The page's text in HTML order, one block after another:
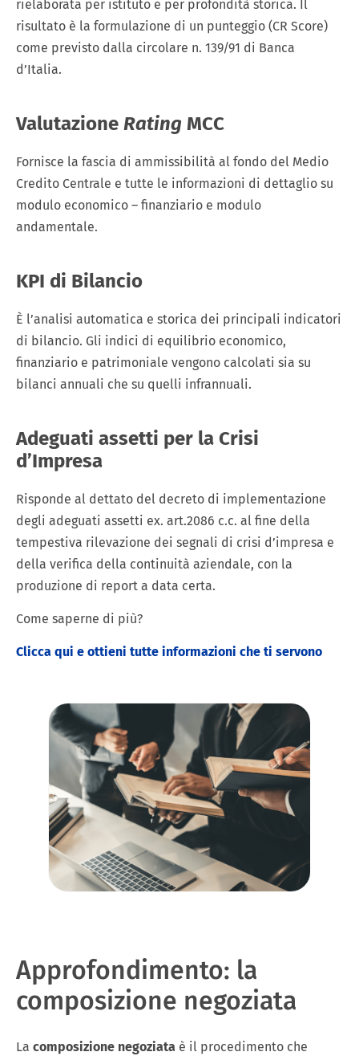
rielaborata per istituto e per profondità storica. Il
risultato è la formulazione di un punteggio (CR Score)
come previsto dalla circolare n. 139/91 di Banca
d’Italia.
Valutazione Rating MCC
Fornisce la fascia di ammissibilità al fondo del Medio
Credito Centrale e tutte le informazioni di dettaglio su
modulo economico – finanziario e modulo
andamentale.
KPI di Bilancio
È l’analisi automatica e storica dei principali indicatori
di bilancio. Gli indici di equilibrio economico,
finanziario e patrimoniale vengono calcolati sia su
bilanci annuali che su quelli infrannuali.
Adeguati assetti per la Crisi
d’Impresa
Risponde al dettato del decreto di implementazione
degli adeguati assetti ex. art.2086 c.c. al fine della
tempestiva rilevazione dei segnali di crisi d’impresa e
della verifica della continuità aziendale, con la
produzione di report a data certa.
Come saperne di più?
Clicca qui e ottieni tutte informazioni che ti servono
Approfondimento: la
composizione negoziata
La composizione negoziata è il procedimento che